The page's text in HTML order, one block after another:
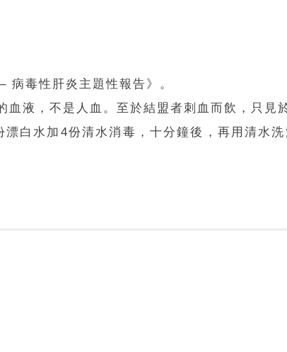
毒性肝炎主題性報告》。
血液，不是人血。至於結盟者刺血而飲，只見
白水加4份清水消毒，十分鐘後，再用清水